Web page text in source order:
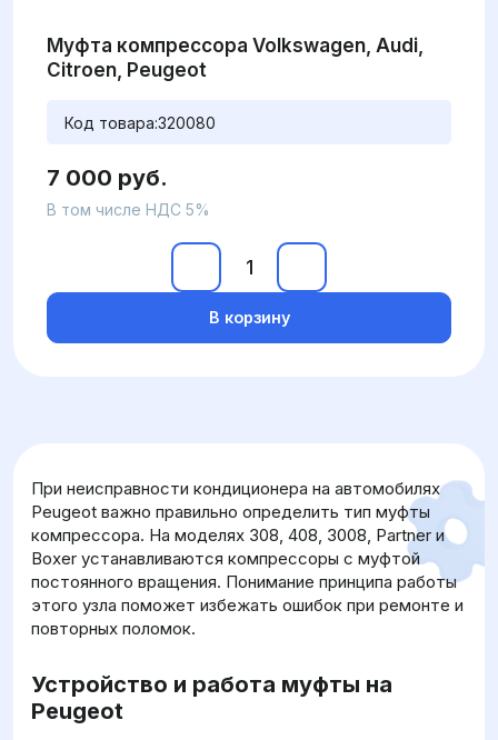
Муфта компрессора Volkswagen, Audi,
Citroen, Peugeot
Код товара:320080
7 000 руб.
В том числе НДС 5%
В корзину
При неисправности кондиционера на автомобилях
Peugeot важно правильно определить тип муфты
компрессора. На моделях 308, 408, 3008, Partner и
Boxer устанавливаются компрессоры с муфтой
постоянного вращения. Понимание принципа работы
этого узла поможет избежать ошибок при ремонте и
повторных поломок.
Устройство и работа муфты на
Peugeot